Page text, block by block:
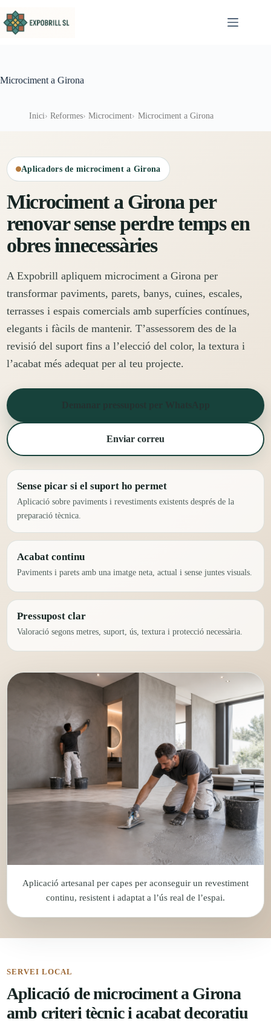
Microciment a Girona
Inici Reformes Microciment Microciment a Girona
Aplicadors de microciment a Girona
Microciment a Girona per
renovar sense perdre temps en
obres innecessàries
A Expobrill apliquem microciment a Girona per
transformar paviments, parets, banys, cuines, escales,
terrasses i espais comercials amb superfícies contínues,
elegants i fàcils de mantenir. T’assessorem des de la
revisió del suport fins a l’elecció del color, la textura i
l’acabat més adequat per al teu projecte.
Enviar correu
Sense picar si el suport ho permet
Aplicació sobre paviments i revestiments existents després de la
preparació tècnica.
Acabat continu
Paviments i parets amb una imatge neta, actual i sense juntes visuals.
Pressupost clar
Valoració segons metres, suport, ús, textura i protecció necessària.
Aplicació artesanal per capes per aconseguir un revestiment
continu, resistent i adaptat a l’ús real de l’espai.
SERVEI LOCAL
Aplicació de microciment a Girona
amb criteri tècnic i acabat decoratiu